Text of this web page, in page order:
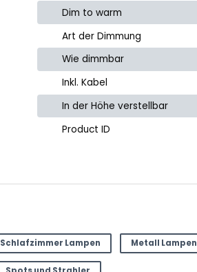
Dim to warm
Art der Dimmung
Wie dimmbar
Inkl. Kabel
In der Höhe verstellbar
Product ID
Schlafzimmer Lampen Metall Lampen